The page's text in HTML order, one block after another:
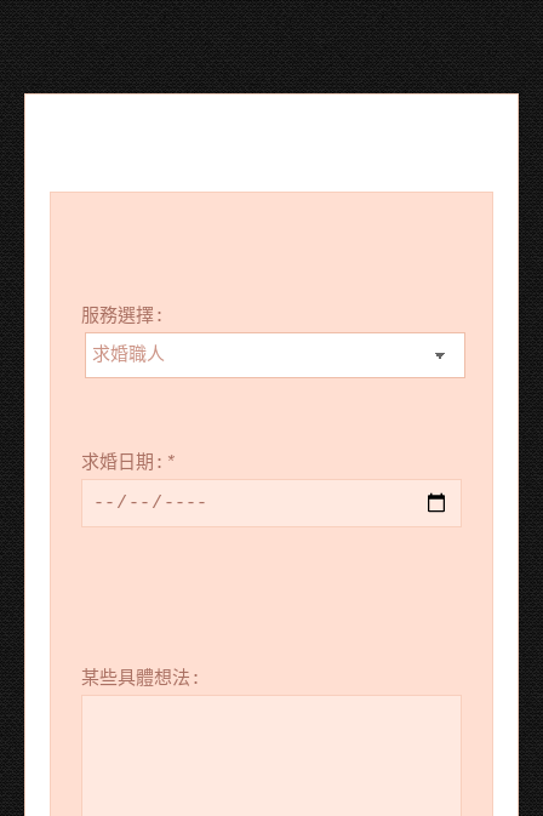
服務選擇:
求婚日期: *
某些具體想法: